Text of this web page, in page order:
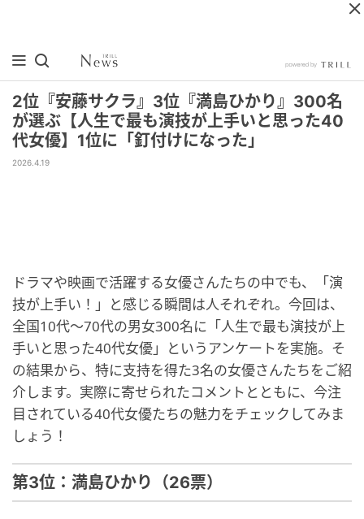
2位『安藤サクラ』3位『満島ひかり』300名
が選ぶ【人生で最も演技が上手いと思った40
代女優】1位に「釘付けになった」
2026.4.19
ドラマや映画で活躍する女優さんたちの中でも、「演
技が上手い！」と感じる瞬間は人それぞれ。今回は、
全国10代〜70代の男女300名に「人生で最も演技が上
手いと思った40代女優」というアンケートを実施。そ
の結果から、特に支持を得た3名の女優さんたちをご紹
介します。実際に寄せられたコメントとともに、今注
目されている40代女優たちの魅力をチェックしてみま
しょう！
第3位：満島ひかり（26票）